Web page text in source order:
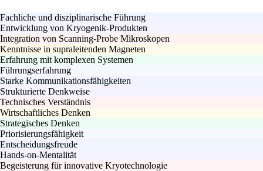
Fachliche und disziplinarische Führung
Entwicklung von Kryogenik-Produkten
Integration von Scanning-Probe Mikroskopen
Kenntnisse in supraleitenden Magneten
Erfahrung mit komplexen Systemen
Führungserfahrung
Starke Kommunikationsfähigkeiten
Strukturierte Denkweise
Technisches Verständnis
Wirtschaftliches Denken
Strategisches Denken
Priorisierungsfähigkeit
Entscheidungsfreude
Hands-on-Mentalität
Begeisterung für innovative Kryotechnologie